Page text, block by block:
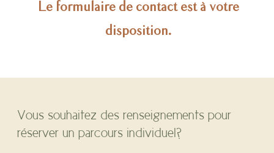
Le formulaire de contact est à votre
disposition.
Vous souhaitez des renseignements pour
réserver un parcours individuel?